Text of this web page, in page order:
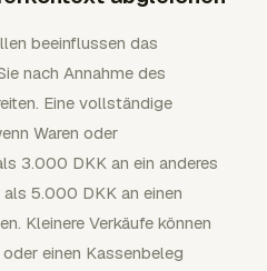
beeinflussen das
nach Annahme des
Eine vollständige
Waren oder
3.000 DKK an ein anderes
5.000 DKK an einen
Kleinere Verkäufe können
einen Kassenbeleg